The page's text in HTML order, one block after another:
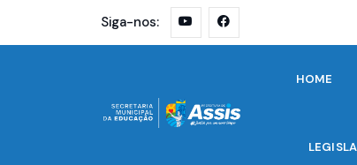
Siga-nos:
HOME